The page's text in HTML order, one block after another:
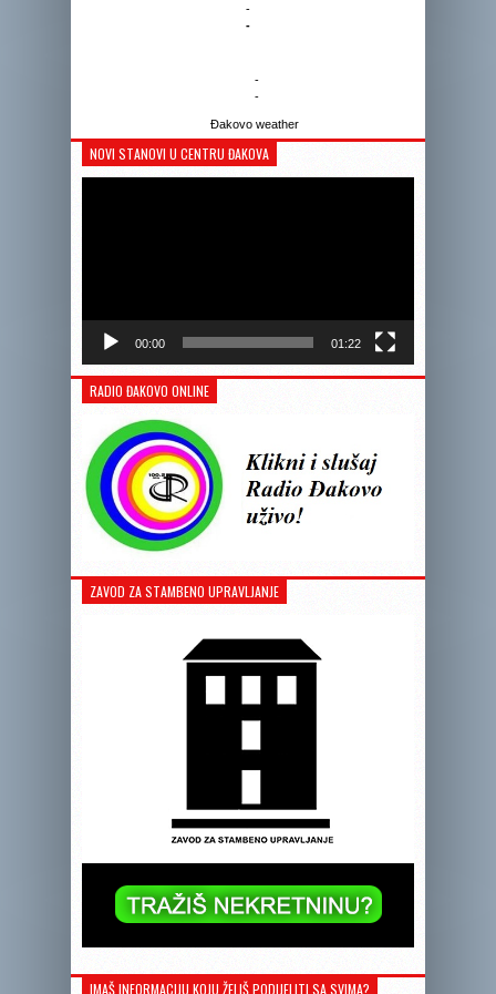
-
-
-
-
Đakovo weather
NOVI STANOVI U CENTRU ĐAKOVA
00:00 01:22
RADIO ĐAKOVO ONLINE
ZAVOD ZA STAMBENO UPRAVLJANJE
IMAŠ INFORMACIJU KOJU ŽELIŠ PODIJELITI SA SVIMA?